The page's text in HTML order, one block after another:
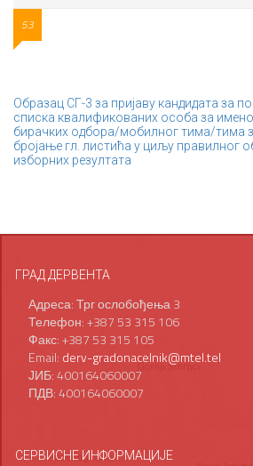
53
Образац СГ-3 за пријаву кандидата за
списка квалификованих особа за
бирачких одбора/мобилног тима/тима
бројање гл. листића у циљу правилног
изборних резултата
ГРАД ДЕРВЕНТА
Адреса: Трг ослобођења 3
Телефон: +387 53 315 106
Факс: +387 53 315 105
Email: derv-gradonacelnik@mtel.tel
ЈИБ: 400164060007
ПДВ: 400164060007
СЕРВИСНЕ ИНФОРМАЦИЈЕ